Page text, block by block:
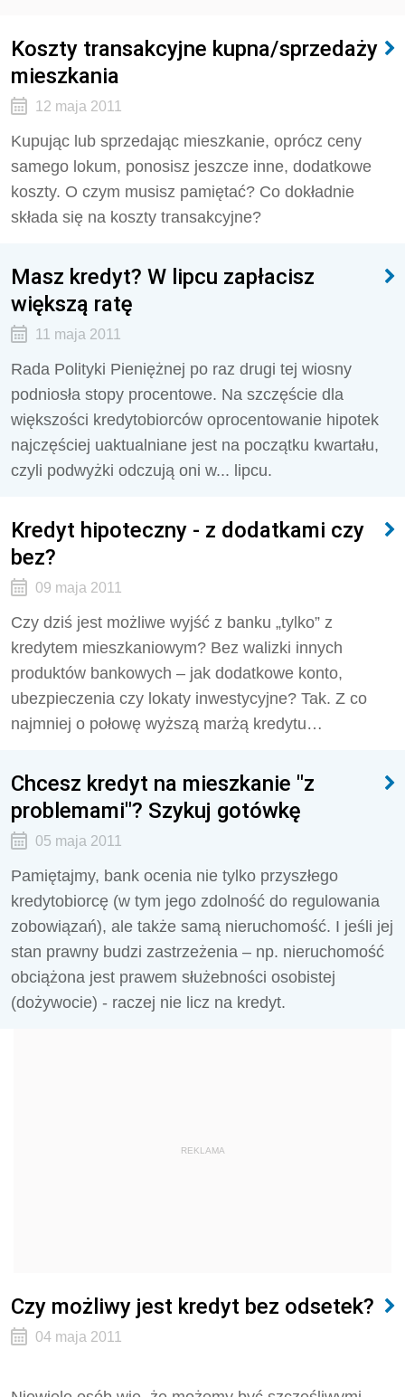
Koszty transakcyjne kupna/sprzedaży
mieszkania
12 maja 2011
Kupując lub sprzedając mieszkanie, oprócz ceny
samego lokum, ponosisz jeszcze inne, dodatkowe
koszty. O czym musisz pamiętać? Co dokładnie
składa się na koszty transakcyjne?
Masz kredyt? W lipcu zapłacisz
większą ratę
11 maja 2011
Rada Polityki Pieniężnej po raz drugi tej wiosny
podniosła stopy procentowe. Na szczęście dla
większości kredytobiorców oprocentowanie hipotek
najczęściej uaktualniane jest na początku kwartału,
czyli podwyżki odczują oni w... lipcu.
Kredyt hipoteczny - z dodatkami czy
bez?
09 maja 2011
Czy dziś jest możliwe wyjść z banku „tylko” z
kredytem mieszkaniowym? Bez walizki innych
produktów bankowych – jak dodatkowe konto,
ubezpieczenia czy lokaty inwestycyjne? Tak. Z co
najmniej o połowę wyższą marżą kredytu…
Chcesz kredyt na mieszkanie "z
problemami"? Szykuj gotówkę
05 maja 2011
Pamiętajmy, bank ocenia nie tylko przyszłego
kredytobiorcę (w tym jego zdolność do regulowania
zobowiązań), ale także samą nieruchomość. I jeśli jej
stan prawny budzi zastrzeżenia – np. nieruchomość
obciążona jest prawem służebności osobistej
(dożywocie) - raczej nie licz na kredyt.
REKLAMA
Czy możliwy jest kredyt bez odsetek?
04 maja 2011